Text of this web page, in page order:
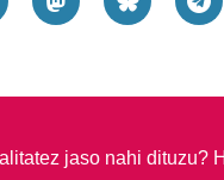
jaso nahi dituzu?